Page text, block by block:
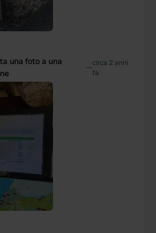
other information that you’ve
una foto a una
—circa 2 anni
fa